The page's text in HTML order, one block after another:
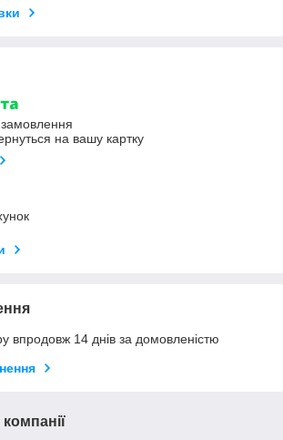
на вашу картку
впродовж 14 днів за домовленістю